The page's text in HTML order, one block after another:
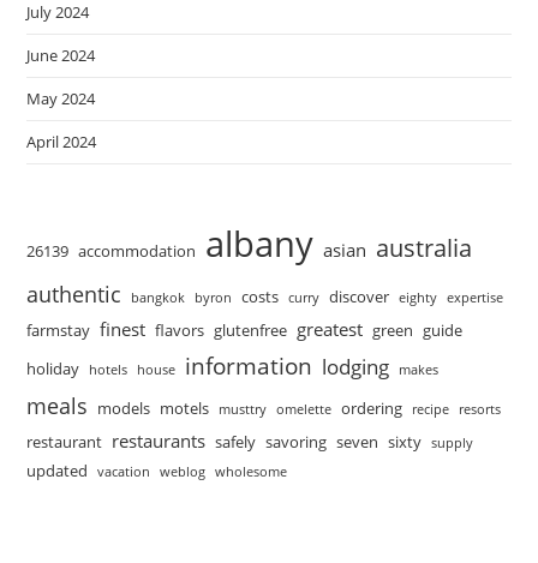
July 2024
June 2024
May 2024
April 2024
26139 accommodation albany asian australia
authentic bangkok byron costs curry discover eighty expertise
farmstay finest flavors glutenfree greatest green guide
holiday
hotels house information lodging makes
meals models motels musttry omelette ordering recipe resorts
restaurant restaurants safely savoring seven sixty supply
updated vacation weblog wholesome